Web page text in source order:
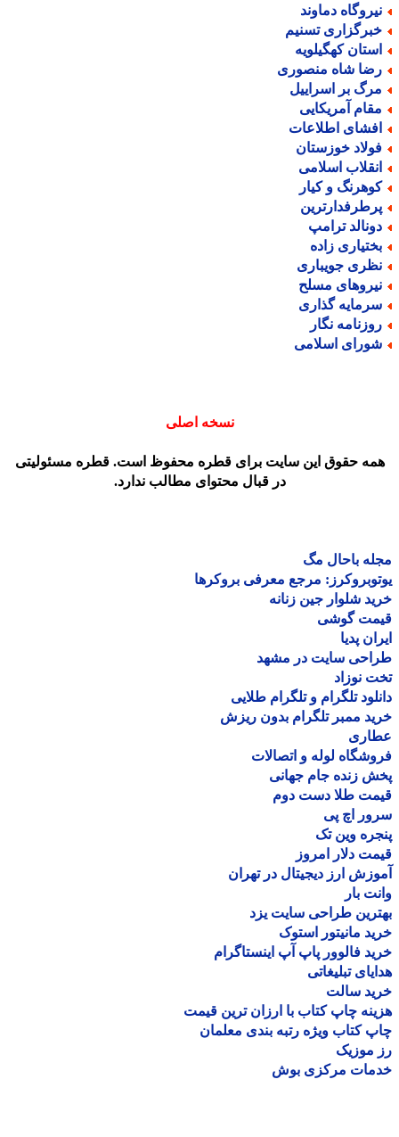
دماوند
تسنیم
کهگیلویه
شاه منصوری
بر اسراییل
آمریکایی
اطلاعات
خوزستان
اسلامی
و کیار
ترامپ
زاده
جویباری
مسلح
گذاری
نگار
اسلامی
نسخه اصلی
حقوق این سایت برای قطره محفوظ است. قطره مسئولیتی
در قبال محتوای مطالب ندارد.
باحال مگ
مرجع معرفی بروکرها
شلوار جین زنانه
گوشی
پدیا
سایت در مشهد
نوزاد
تلگرام و تلگرام طلایی
ممبر تلگرام بدون ریزش
لوله و اتصالات
زنده جام جهانی
طلا دست دوم
اچ پی
وین تک
دلار امروز
ارز دیجیتال در تهران
بار
طراحی سایت یزد
مانیتور استوک
فالوور پاپ آپ اینستاگرام
تبلیغاتی
سالت
چاپ کتاب با ارزان ترین قیمت
کتاب ویژه رتبه بندی معلمان
موزیک
مرکزی بوش